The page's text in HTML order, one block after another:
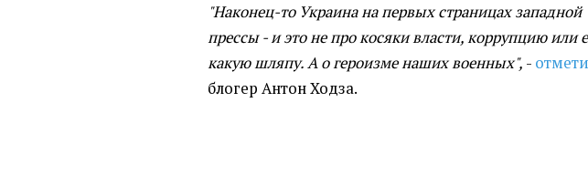
"Наконец-то Украина на первых страницах западной
прессы - и это не про косяки власти, коррупцию или
какую шляпу. А о героизме наших военных", -
блогер Антон Ходза.